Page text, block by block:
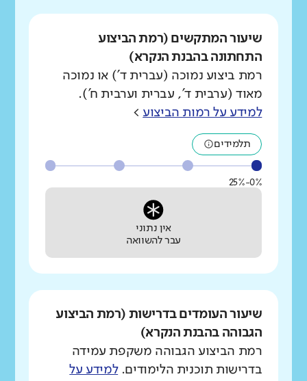
שיעור המתקשים (רמת הביצוע
התחתונה בהבנת הנקרא)
רמת ביצוע נמוכה (עברית ד') או נמוכה
מאוד (ערבית ד', עברית וערבית ח').
למידע על רמות הביצוע >
תלמידים
0%-25%
אין נתוני
עבר להשוואה
שיעור העומדים בדרישות (רמת הביצוע
הגבוהה בהבנת הנקרא)
רמת הביצוע הגבוהה משקפת עמידה
בדרישות תוכנית הלימודים.למידע על